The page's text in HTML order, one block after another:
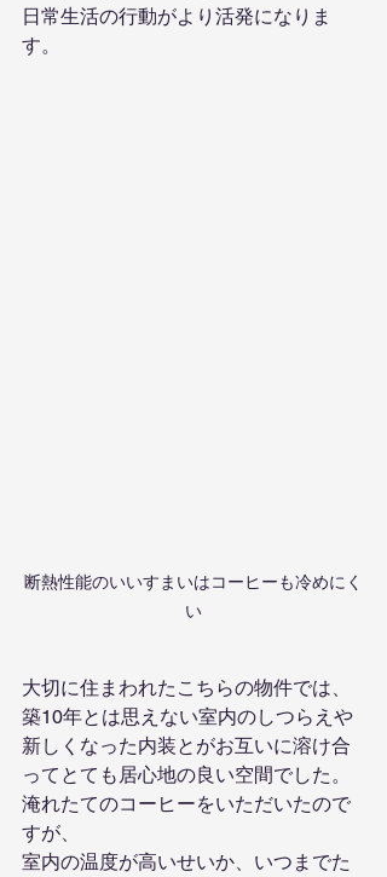
日常生活の行動がより活発になりま
す。
断熱性能のいいすまいはコーヒーも冷めにく
い
大切に住まわれたこちらの物件では、
築10年とは思えない室内のしつらえや
新しくなった内装とがお互いに溶け合
ってとても居心地の良い空間でした。
淹れたてのコーヒーをいただいたので
すが、
室内の温度が高いせいか、いつまでた